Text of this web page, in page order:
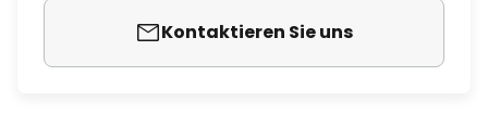
Kontaktieren Sie uns